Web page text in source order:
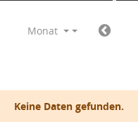
Monat
Keine Daten gefunden.